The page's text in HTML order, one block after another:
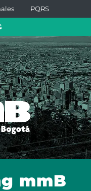
PQRS
mmB